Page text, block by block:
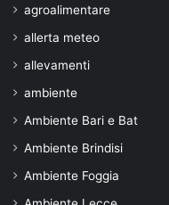
agroalimentare
allerta meteo
allevamenti
ambiente
Ambiente Bari e Bat
Ambiente Brindisi
Ambiente Foggia